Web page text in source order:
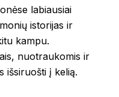
labiausiai
istorijas ir
kampu.
nuotraukomis ir
išsiruošti į kelią.